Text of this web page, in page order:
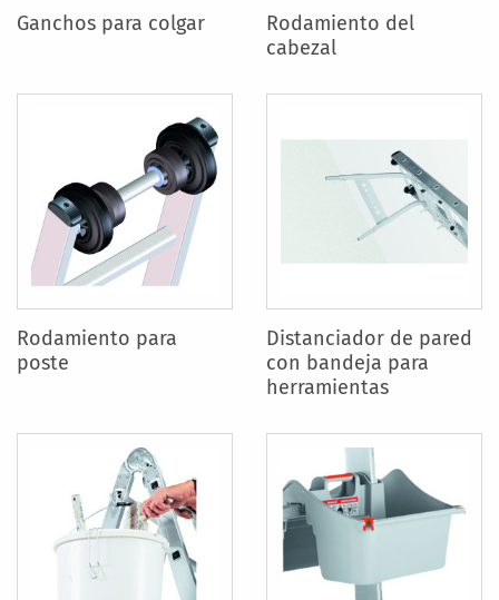
Ganchos para colgar
Rodamiento del
cabezal
Rodamiento para
poste
Distanciador de pared
con bandeja para
herramientas